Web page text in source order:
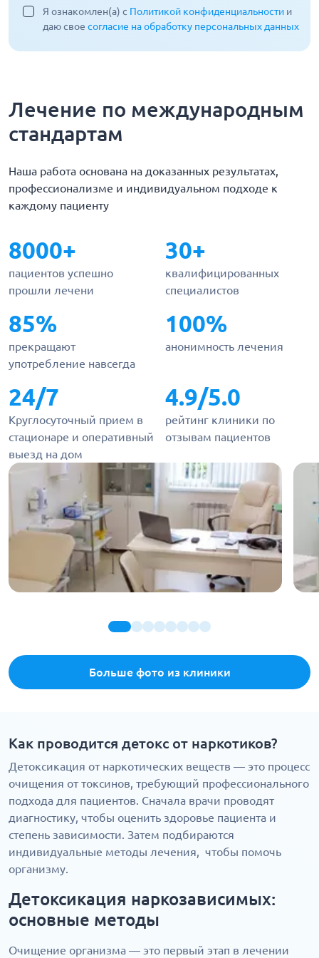
Я ознакомлен(а) с Политикой конфиденциальности и
даю свое согласие на обработку персональных данных
Лечение по международным
стандартам
Наша работа основана на доказанных результатах,
профессионализме и индивидуальном подходе к
каждому пациенту
8000+
пациентов успешно
прошли лечени
30+
квалифицированных
специалистов
85%
прекращают
употребление навсегда
100%
анонимность лечения
24/7
Круглосуточный прием в
стационаре и оперативный
выезд на дом
4.9/5.0
рейтинг клиники по
отзывам пациентов
Больше фото из клиники
Как проводится детокс от наркотиков?
Детоксикация от наркотических веществ — это процесс
очищения от токсинов, требующий профессионального
подхода для пациентов. Сначала врачи проводят
диагностику, чтобы оценить здоровье пациента и
степень зависимости. Затем подбираются
индивидуальные методы лечения, чтобы помочь
организму.
Детоксикация наркозависимых:
основные методы
Очищение организма — это первый этап в лечении